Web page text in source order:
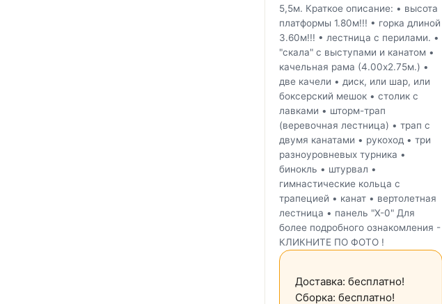
5,5м. Краткое описание: • высота
платформы 1.80м!!! • горка длиной
3.60м!!! • лестница с перилами. •
"скала" с выступами и канатом •
качельная рама (4.00х2.75м.) •
две качели • диск, или шар, или
боксерский мешок • столик с
лавками • шторм-трап
(веревочная лестница) • трап с
двумя канатами • рукоход • три
разноуровневых турника •
бинокль • штурвал •
гимнастические кольца с
трапецией • канат • вертолетная
лестница • панель "Х-0" Для
более подробного ознакомления -
КЛИКНИТЕ ПО ФОТО !
Доставка: бесплатно!
Сборка: бесплатно!